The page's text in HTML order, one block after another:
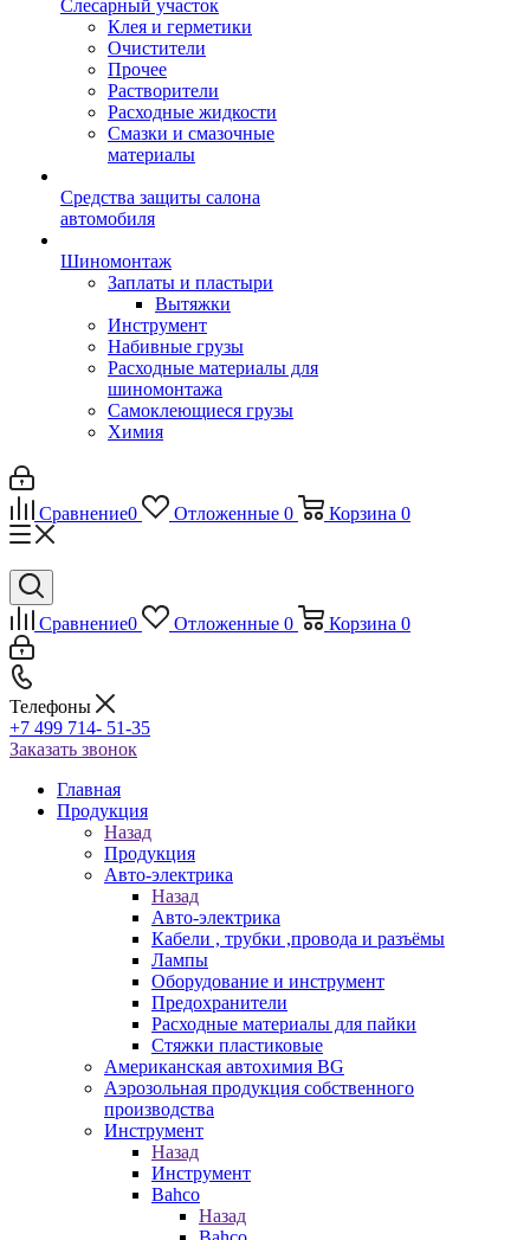
Слесарный участок
Клея и герметики
Очистители
Прочее
Растворители
Расходные жидкости
Смазки и смазочные
материалы
Средства защиты салона
автомобиля
Шиномонтаж
Заплаты и пластыри
Вытяжки
Инструмент
Набивные грузы
Расходные материалы для
шиномонтажа
Самоклеющиеся грузы
Химия
Сравнение0 Отложенные 0 Корзина 0
Сравнение0 Отложенные 0 Корзина 0
Телефоны
+7 499 714- 51-35
Заказать звонок
Главная
Продукция
Назад
Продукция
Авто-электрика
Назад
Авто-электрика
Кабели , трубки ,провода и разъёмы
Лампы
Оборудование и инструмент
Предохранители
Расходные материалы для пайки
Стяжки пластиковые
Американская автохимия BG
Аэрозольная продукция собственного
производства
Инструмент
Назад
Инструмент
Bahco
Назад